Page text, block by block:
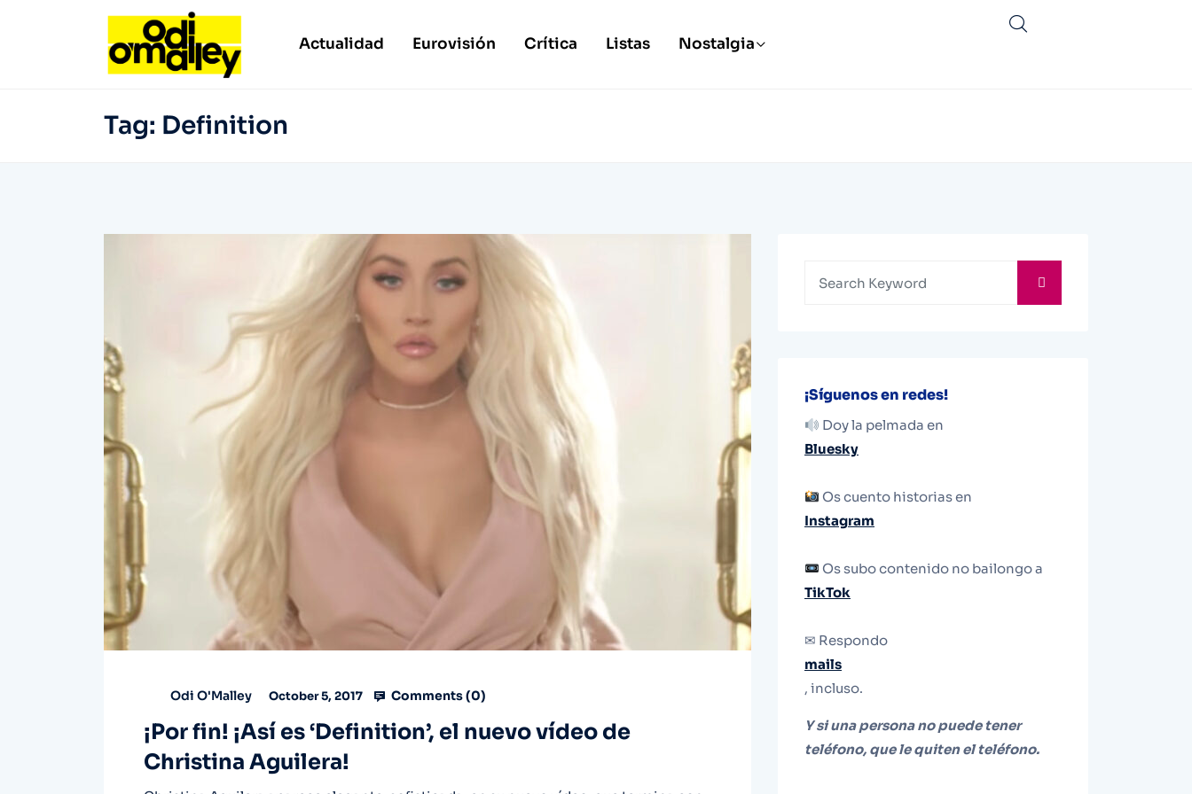
Actualidad Eurovisión Crítica Listas Nostalgia
Tag: Definition
Odi O'Malley October 5, 2017 Comments (0)
¡Por fin! ¡Así es ‘Definition’, el nuevo vídeo de
Christina Aguilera!
¡Síguenos en redes!
Doy la pelmada en
Bluesky
Os cuento historias en
Instagram
Os subo contenido no bailongo a
TikTok
✉ Respondo
mails
, incluso.
Y si una persona no puede tener
teléfono, que le quiten el teléfono.